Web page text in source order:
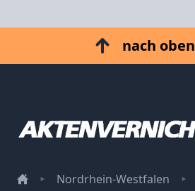
nach oben
Nordrhein-Westfalen